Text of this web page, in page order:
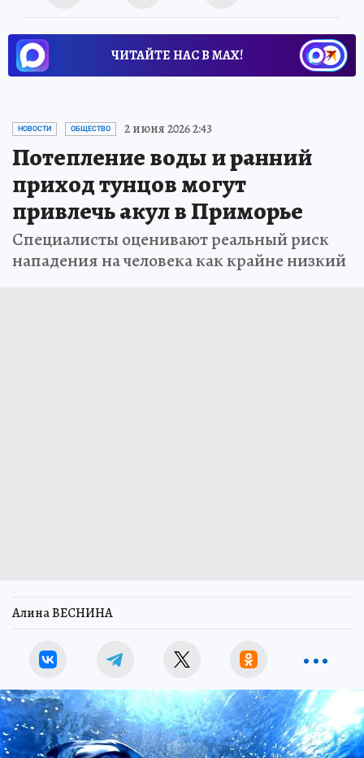
ЧИТАЙТЕ НАС В МАХ!
НОВОСТИ ОБЩЕСТВО 2 июня 2026 2:43
Потепление воды и ранний
приход тунцов могут
привлечь акул в Приморье
Специалисты оценивают реальный риск
нападения на человека как крайне низкий
Алина ВЕСНИНА